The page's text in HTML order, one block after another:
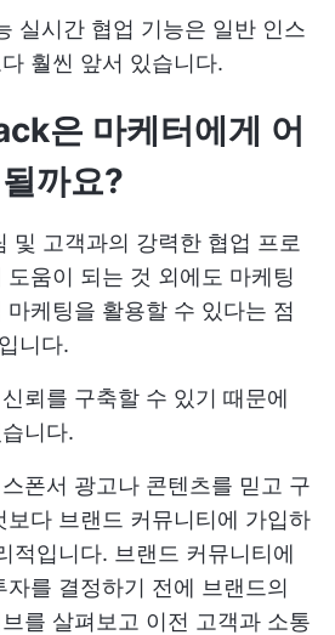
실시간 협업 기능은 일반 인스
훨씬 앞서 있습니다.
은 마케터에게 어
까요?
및 고객과의 강력한 협업 프로
움이 되는 것 외에도 마케팅
마케팅을 활용할 수 있다는 점
니다.
뢰를 구축할 수 있기 때문에
니다.
폰서 광고나 콘텐츠를 믿고 구
보다 브랜드 커뮤니티에 가입하
적입니다. 브랜드 커뮤니티에
를 결정하기 전에 브랜드의
를 살펴보고 이전 고객과 소통